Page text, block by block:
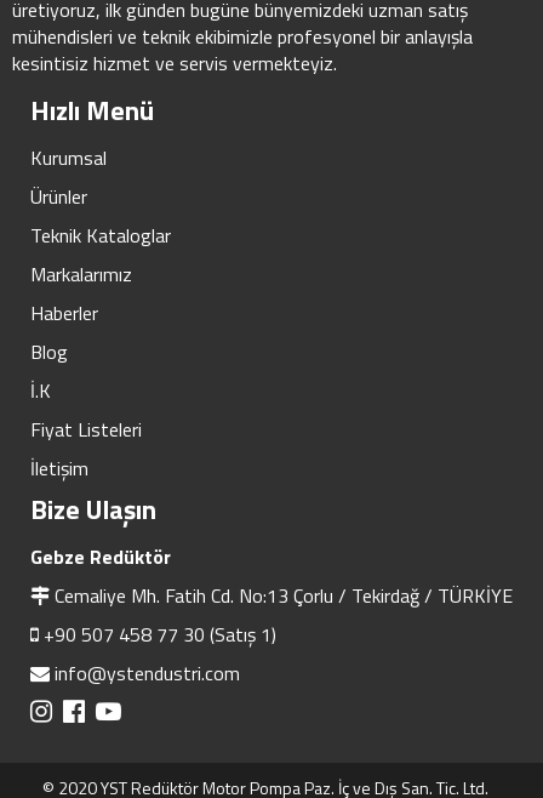
üretiyoruz, ilk günden bugüne bünyemizdeki uzman satış
mühendisleri ve teknik ekibimizle profesyonel bir anlayışla
kesintisiz hizmet ve servis vermekteyiz.
Hızlı Menü
Kurumsal
Ürünler
Teknik Kataloglar
Markalarımız
Haberler
Blog
İ.K
Fiyat Listeleri
İletişim
Bize Ulaşın
Gebze Redüktör
Cemaliye Mh. Fatih Cd. No:13 Çorlu / Tekirdağ / TÜRKİYE
+90 507 458 77 30 (Satış 1)
info@ystendustri.com
© 2020 YST Redüktör Motor Pompa Paz. İç ve Dış San. Tic. Ltd.